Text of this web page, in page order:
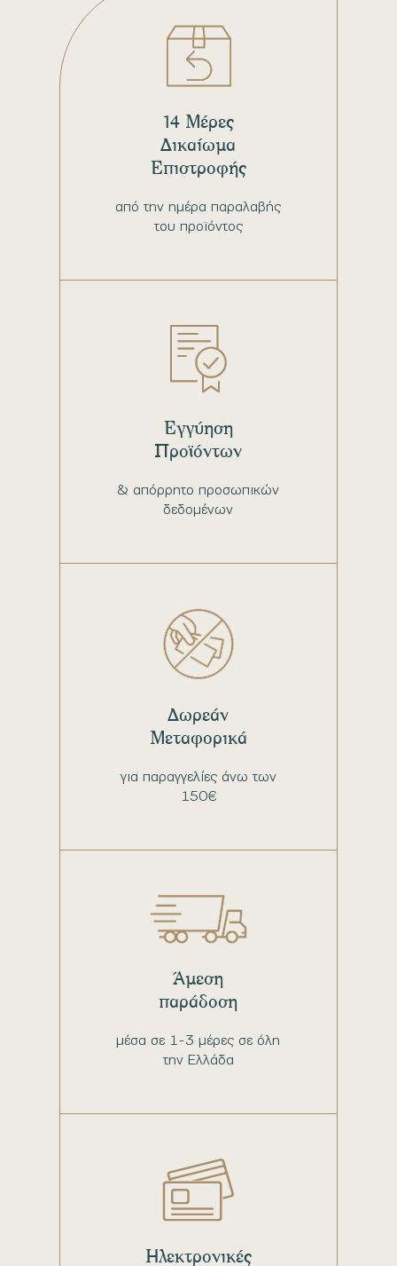
από την ημέρα παραλαβής
του προϊόντος
14 Μέρες
Δικαίωμα
Επιστροφής
& απόρρητο προσωπικών
δεδομένων
Εγγύηση
Προϊόντων
για παραγγελίες άνω των
150€
Δωρεάν
Μεταφορικά
μέσα σε 1-3 μέρες σε όλη
την Ελλάδα
Άμεση
παράδοση
Ηλεκτρονικές